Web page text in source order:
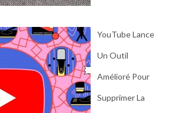
YouTube Lance
Un Outil
Amélioré Pour
Supprimer La